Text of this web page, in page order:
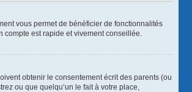
vous permet de bénéficier de fonctionnalités
compte est rapide et vivement conseillée.
obtenir le consentement écrit des parents (ou
ou que quelqu’un le fait à votre place,